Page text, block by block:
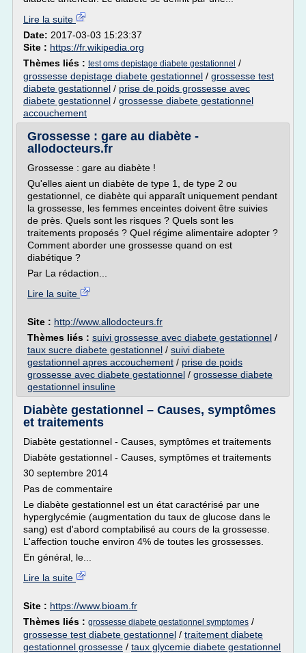
Lire la suite
Date: 2017-03-03 15:23:37
Site : https://fr.wikipedia.org
Thèmes liés : test oms depistage diabete gestationnel /
grossesse depistage diabete gestationnel / grossesse test
diabete gestationnel / prise de poids grossesse avec
diabete gestationnel / grossesse diabete gestationnel
accouchement
Grossesse : gare au diabète -
allodocteurs.fr
Grossesse : gare au diabète !
Qu'elles aient un diabète de type 1, de type 2 ou
gestationnel, ce diabète qui apparaît uniquement pendant
la grossesse, les femmes enceintes doivent être suivies
de près. Quels sont les risques ? Quels sont les
traitements proposés ? Quel régime alimentaire adopter ?
Comment aborder une grossesse quand on est
diabétique ?
Par La rédaction...
Lire la suite
Site : http://www.allodocteurs.fr
Thèmes liés : suivi grossesse avec diabete gestationnel /
taux sucre diabete gestationnel / suivi diabete
gestationnel apres accouchement / prise de poids
grossesse avec diabete gestationnel / grossesse diabete
gestationnel insuline
Diabète gestationnel – Causes, symptômes
et traitements
Diabète gestationnel - Causes, symptômes et traitements
Diabète gestationnel - Causes, symptômes et traitements
30 septembre 2014
Pas de commentaire
Le diabète gestationnel est un état caractérisé par une
hyperglycémie (augmentation du taux de glucose dans le
sang) est d'abord comptabilisé au cours de la grossesse.
L'affection touche environ 4% de toutes les grossesses.
En général, le...
Lire la suite
Site : https://www.bioam.fr
Thèmes liés : grossesse diabete gestationnel symptomes /
grossesse test diabete gestationnel / traitement diabete
gestationnel grossesse / taux glycemie diabete gestationnel